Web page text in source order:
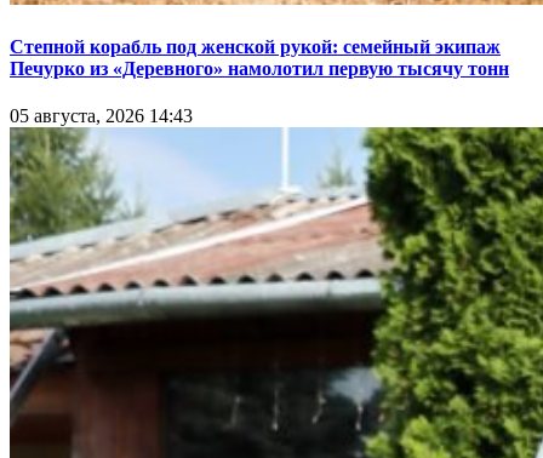
Степной корабль под женской рукой: семейный экипаж
Печурко из «Деревного» намолотил первую тысячу тонн
05 августа, 2026 14:43